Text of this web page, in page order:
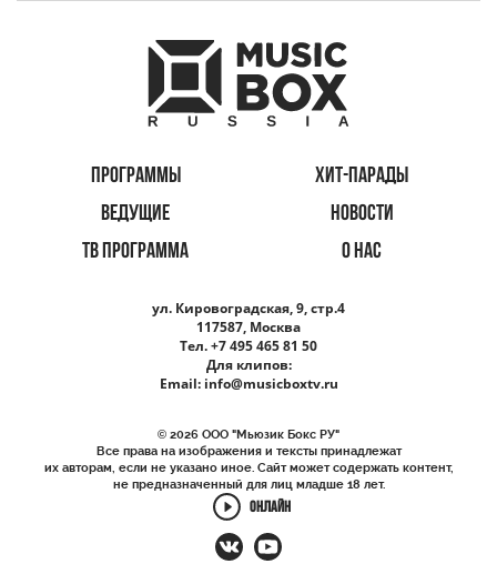
ПРОГРАММЫ
ХИТ-ПАРАДЫ
ВЕДУЩИЕ
НОВОСТИ
ТВ ПРОГРАММА
О НАС
ул. Кировоградская, 9, стр.4
117587, Москва
Тел. +7 495 465 81 50
Для клипов:
Email: info@musicboxtv.ru
© 2026 ООО "Мьюзик Бокс РУ"
Все права на изображения и тексты принадлежат
их авторам, если не указано иное. Сайт может содержать контент,
не предназначенный для лиц младше 18 лет.
ОНЛАЙН